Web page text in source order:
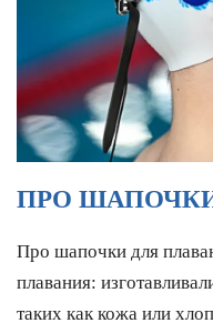
ПРО
Про шапочки для
плавания:
таких как кожа или